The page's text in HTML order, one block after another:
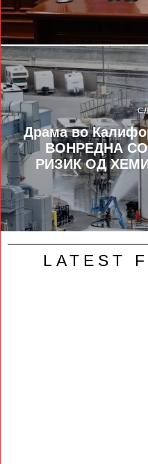
Драма во
ВОНРЕДНА
РИЗИК ОД
LATEST